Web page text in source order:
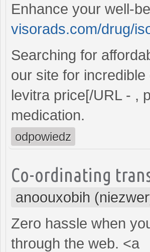
Enhance your well-
visorads.com/drug/
Searching for
our site for
levitra price[/URL - ,
medication.
odpowiedz
Co-ordinating
anoouxobih
Zero hassle when
through the web. <a